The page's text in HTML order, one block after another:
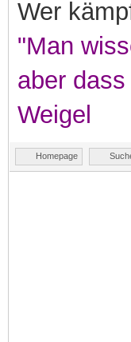
Wer
"Man
aber
Weigel
Homepage